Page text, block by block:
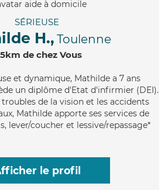
SÉRIEUSE
H., Toulenne
de chez Vous
et dynamique, Mathilde a 7 ans
un diplôme d'Etat d'infirmier (DEI).
de la vision et les accidents
Mathilde apporte ses services de
lever/coucher et lessive/repassage*
le profil